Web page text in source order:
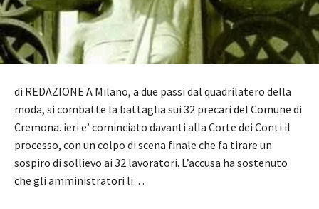
di REDAZIONE A Milano, a due passi dal quadrilatero della
moda, si combatte la battaglia sui 32 precari del Comune di
Cremona. ieri e’ cominciato davanti alla Corte dei Conti il
processo, con un colpo di scena finale che fa tirare un
sospiro di sollievo ai 32 lavoratori. L’accusa ha sostenuto
che gli amministratori li…